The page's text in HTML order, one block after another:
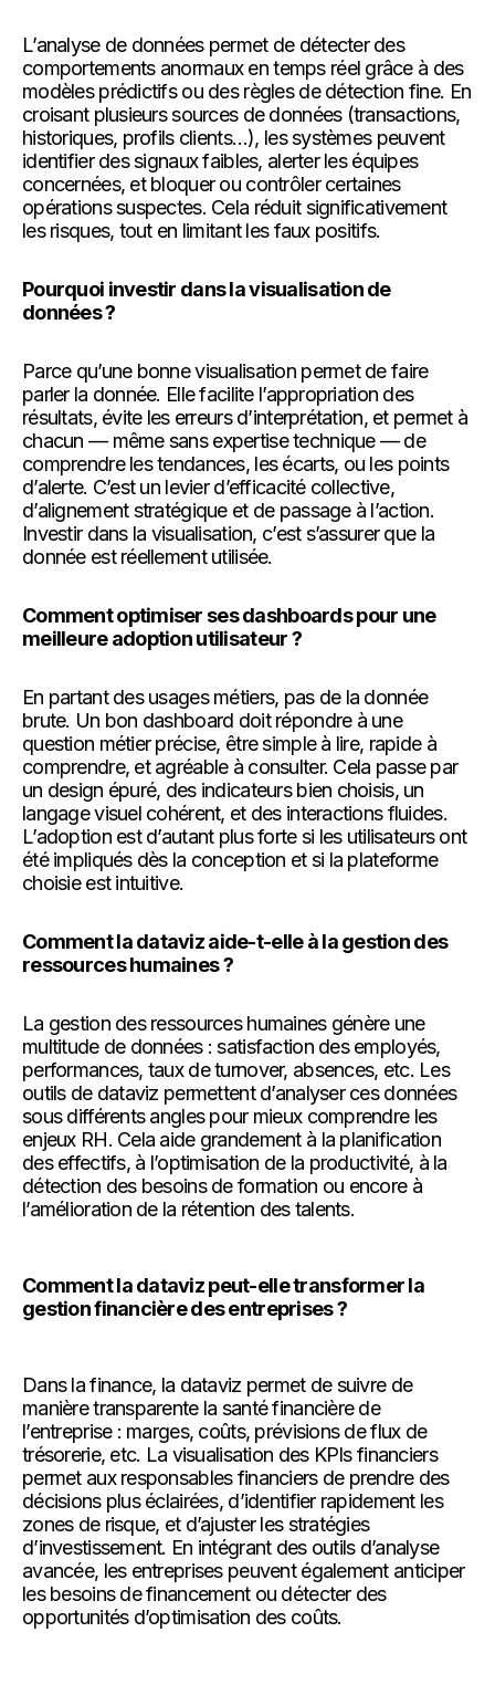
L’analyse de données permet de détecter des
comportements anormaux en temps réel grâce à des
modèles prédictifs ou des règles de détection fine. En
croisant plusieurs sources de données (transactions,
historiques, profils clients…), les systèmes peuvent
identifier des signaux faibles, alerter les équipes
concernées, et bloquer ou contrôler certaines
opérations suspectes. Cela réduit significativement
les risques, tout en limitant les faux positifs.
Pourquoi investir dans la visualisation de
données ?
Parce qu’une bonne visualisation permet de faire
parler la donnée. Elle facilite l’appropriation des
résultats, évite les erreurs d’interprétation, et permet à
chacun — même sans expertise technique — de
comprendre les tendances, les écarts, ou les points
d’alerte. C’est un levier d’efficacité collective,
d’alignement stratégique et de passage à l’action.
Investir dans la visualisation, c’est s’assurer que la
donnée est réellement utilisée.
Comment optimiser ses dashboards pour une
meilleure adoption utilisateur ?
En partant des usages métiers, pas de la donnée
brute. Un bon dashboard doit répondre à une
question métier précise, être simple à lire, rapide à
comprendre, et agréable à consulter. Cela passe par
un design épuré, des indicateurs bien choisis, un
langage visuel cohérent, et des interactions fluides.
L’adoption est d’autant plus forte si les utilisateurs ont
été impliqués dès la conception et si la plateforme
choisie est intuitive.
Comment la dataviz aide-t-elle à la gestion des
ressources humaines ?
La gestion des ressources humaines génère une
multitude de données : satisfaction des employés,
performances, taux de turnover, absences, etc. Les
outils de dataviz permettent d’analyser ces données
sous différents angles pour mieux comprendre les
enjeux RH. Cela aide grandement à la planification
des effectifs, à l’optimisation de la productivité, à la
détection des besoins de formation ou encore à
l’amélioration de la rétention des talents.
Comment la dataviz peut-elle transformer la
gestion financière des entreprises ?
Dans la finance, la dataviz permet de suivre de
manière transparente la santé financière de
l’entreprise : marges, coûts, prévisions de flux de
trésorerie, etc. La visualisation des KPIs financiers
permet aux responsables financiers de prendre des
décisions plus éclairées, d’identifier rapidement les
zones de risque, et d’ajuster les stratégies
d’investissement. En intégrant des outils d’analyse
avancée, les entreprises peuvent également anticiper
les besoins de financement ou détecter des
opportunités d’optimisation des coûts.